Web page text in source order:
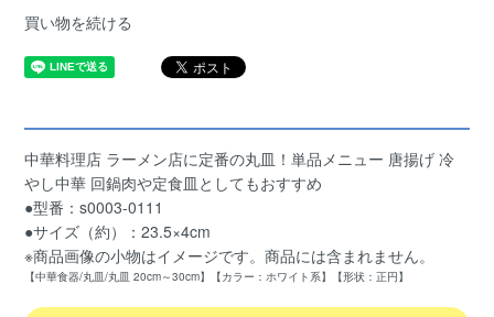
買い物を続ける
中華料理店 ラーメン店に定番の丸皿！単品メニュー 唐揚げ 冷
やし中華 回鍋肉や定食皿としてもおすすめ
●型番：s0003-0111
●サイズ（約）：23.5×4cm
※商品画像の小物はイメージです。商品には含まれません。
【中華食器/丸皿/丸皿 20cm～30cm】【カラー：ホワイト系】【形状：正円】